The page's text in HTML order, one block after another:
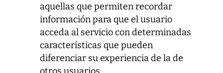
aquellas que permiten recordar
información para que el usuario
acceda al servicio con determinadas
características que pueden
diferenciar su experiencia de la de